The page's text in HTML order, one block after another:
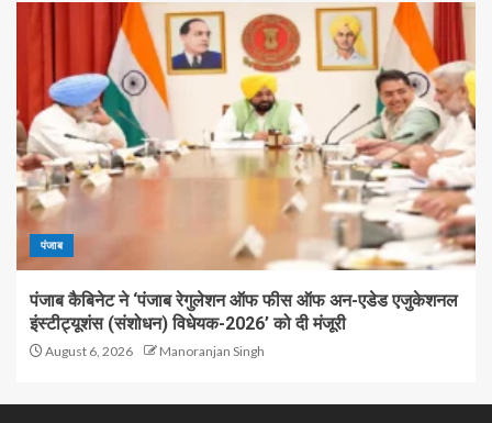
पंजाब
पंजाब कैबिनेट ने ‘पंजाब रेगुलेशन ऑफ फीस ऑफ अन-एडेड एजुकेशनल
इंस्टीट्यूशंस (संशोधन) विधेयक-2026’ को दी मंजूरी
August 6, 2026 Manoranjan Singh